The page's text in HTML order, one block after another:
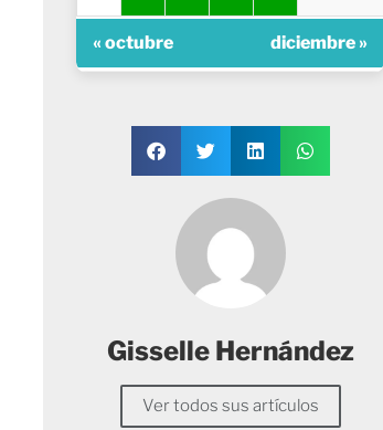
« octubre diciembre »
Gisselle Hernández
Ver todos sus artículos